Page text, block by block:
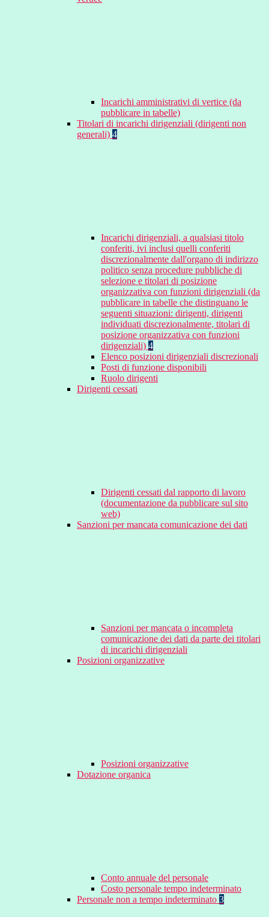
Incarichi amministrativi di vertice (da
pubblicare in tabelle)
Titolari di incarichi dirigenziali (dirigenti non
generali) 4
Incarichi dirigenziali, a qualsiasi titolo
conferiti, ivi inclusi quelli conferiti
discrezionalmente dall'organo di indirizzo
politico senza procedure pubbliche di
selezione e titolari di posizione
organizzativa con funzioni dirigenziali (da
pubblicare in tabelle che distinguano le
seguenti situazioni: dirigenti, dirigenti
individuati discrezionalmente, titolari di
posizione organizzativa con funzioni
dirigenziali) 4
Elenco posizioni dirigenziali discrezionali
Posti di funzione disponibili
Ruolo dirigenti
Dirigenti cessati
Dirigenti cessati dal rapporto di lavoro
(documentazione da pubblicare sul sito
web)
Sanzioni per mancata comunicazione dei dati
Sanzioni per mancata o incompleta
comunicazione dei dati da parte dei titolari
di incarichi dirigenziali
Posizioni organizzative
Posizioni organizzative
Dotazione organica
Conto annuale del personale
Costo personale tempo indeterminato
Personale non a tempo indeterminato 3